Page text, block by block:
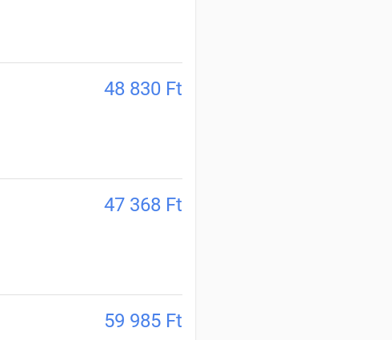
48 830 Ft
47 368 Ft
59 985 Ft